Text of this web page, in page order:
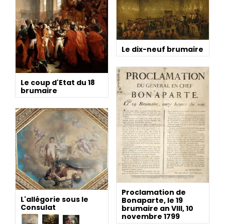
Le coup d'Etat du 18
brumaire
Le dix-neuf brumaire
Proclamation de
Bonaparte, le 19
brumaire an VIII, 10
novembre 1799
L'allégorie sous le
Consulat